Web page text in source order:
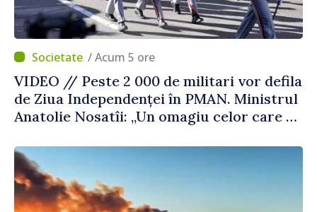
/ Acum 5 ore
VIDEO // Peste 2 000 de militari vor defila
de Ziua Independenței în PMAN. Ministrul
Anatolie Nosatîi: „Un omagiu celor care au